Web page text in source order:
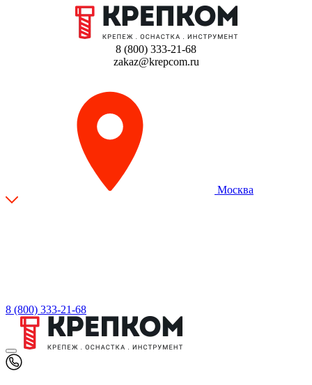
8 (800) 333-21-68
zakaz@krepcom.ru
Москва
8 (800) 333-21-68